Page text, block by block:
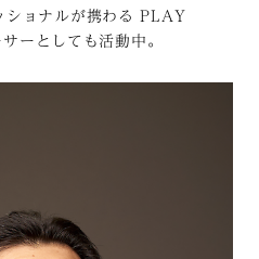
ショナルが携わる PLAY
ーとしても活動中。